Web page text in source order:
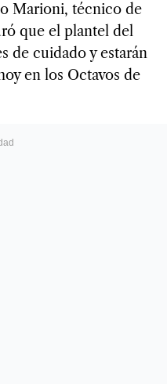
Marioni, técnico de
que el plantel del
de cuidado y estarán
en los Octavos de